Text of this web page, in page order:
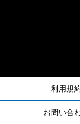
利用規
お問い合